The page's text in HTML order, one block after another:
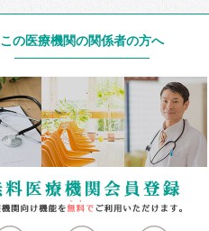
この医療機関の関係者の方へ